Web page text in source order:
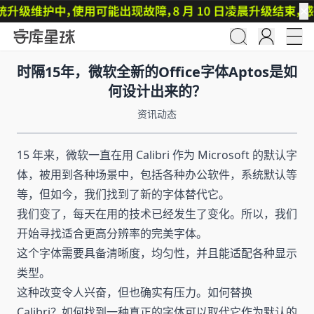
时隔15年，微软全新的Office字体Aptos是如
何设计出来的？
资讯动态
15 年来，微软一直在用 Calibri 作为 Microsoft 的默认字
体，被用到各种场景中，包括各种办公软件，系统默认等
等，但如今，我们找到了新的字体替代它。
我们变了，每天在用的技术已经发生了变化。所以，我们
开始寻找适合更高分辨率的完美字体。
这个字体需要具备清晰度，均匀性，并且能适配各种显示
类型。
这种改变令人兴奋，但也确实有压力。如何替换